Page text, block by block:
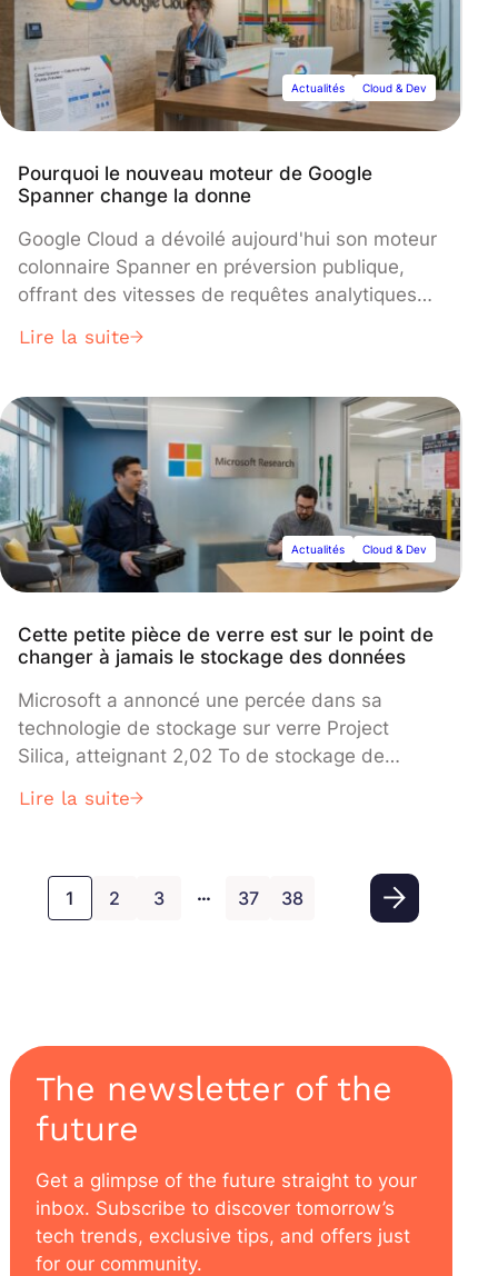
performance tout en offrant un meilleur support
d'Avro et une validation plus stricte sur les
clients Python, .NET, Go et JavaScript.
Actualités Cloud & Dev
Pourquoi le nouveau moteur de Google
Spanner change la donne
Google Cloud a dévoilé aujourd'hui son moteur
colonnaire Spanner en préversion publique,
offrant des vitesses de requêtes analytiques
conservant des capacités transactionnelles en
stockage permet à la base de données Cloud
Spanner de traiter simultanément les charges
de travail opérationnelles et analytiques sans
dégradation des performances, la positionnant
comme une solution unifiée pour les
organisations cherchant à éliminer les pipelines
de données complexes entre systèmes
transactionnels et analytiques.
Lire la suite
Actualités Cloud & Dev
Cette petite pièce de verre est sur le point de
changer à jamais le stockage des données
Microsoft a annoncé une percée dans sa
technologie de stockage sur verre Project
Silica, atteignant 2,02 To de stockage de
pourrait préserver l'information pendant plus de
silice fondue coûteuse, réduisant
considérablement les coûts tout en simplifiant
Lire la suite
1 2 3 … 37 38
The newsletter of the
future
Get a glimpse of the future straight to your
inbox. Subscribe to discover tomorrow’s
tech trends, exclusive tips, and offers just
for our community.